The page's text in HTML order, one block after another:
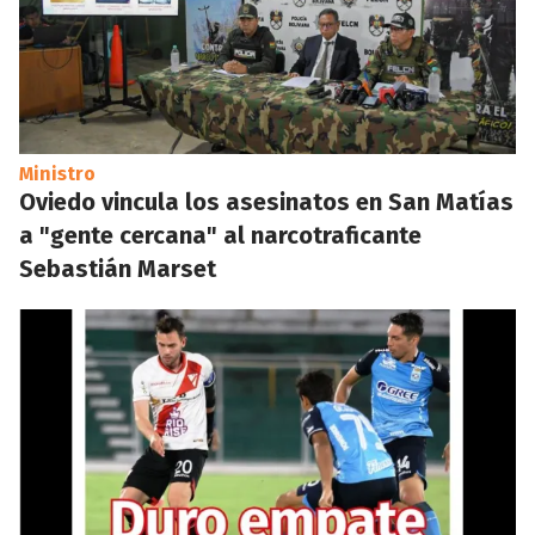
Ministro
Oviedo vincula los asesinatos en San Matías
a "gente cercana" al narcotraficante
Sebastián Marset